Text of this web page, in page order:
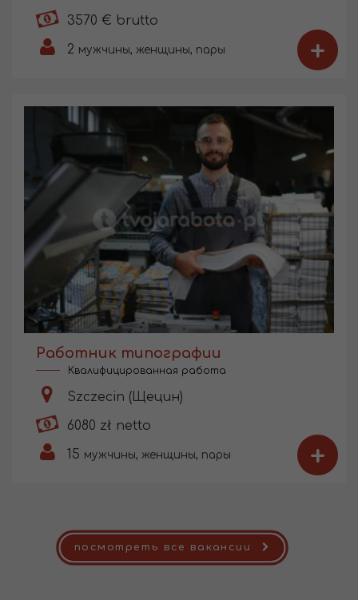
3570 € brutto
2 мужчины, женщины, пары +
Работник типографии
Квалифицированная работа
Szczecin (Щецин)
6080 zł netto
15 мужчины, женщины, пары +
посмотреть все вакансии